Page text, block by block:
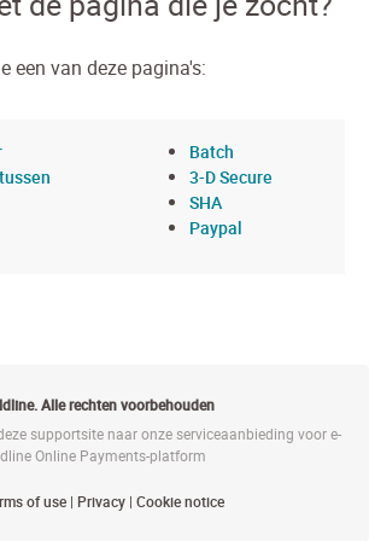
een van deze pagina's:
Batch
3-D Secure
SHA
Paypal
Alle rechten voorbehouden
supportsite naar onze serviceaanbieding voor e-
Online Payments-platform
of use | Privacy | Cookie notice